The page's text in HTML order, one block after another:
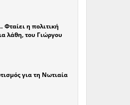
η πολιτική
λάθη, του Γιώργου
για τη Νωτιαία